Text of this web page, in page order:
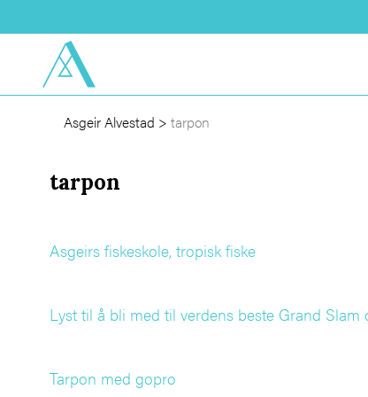
Asgeir Alvestad > tarpon
tarpon
Asgeirs fiskeskole, tropisk fiske
Lyst til å bli med til verdens beste Grand Slam
Tarpon med gopro